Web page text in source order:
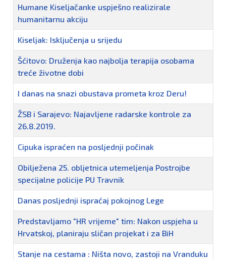
Humane Kiseljačanke uspješno realizirale
humanitarnu akciju
Kiseljak: Isključenja u srijedu
Šćitovo: Druženja kao najbolja terapija osobama
treće životne dobi
I danas na snazi obustava prometa kroz Deru!
ŽSB i Sarajevo: Najavljene radarske kontrole za
26.8.2019.
Cipuka ispraćen na posljednji počinak
Obilježena 25. obljetnica utemeljenja Postrojbe
specijalne policije PU Travnik
Danas posljednji ispraćaj pokojnog Lege
Predstavljamo "HR vrijeme" tim: Nakon uspjeha u
Hrvatskoj, planiraju sličan projekat i za BiH
Stanje na cestama : Ništa novo, zastoji na Vranduku